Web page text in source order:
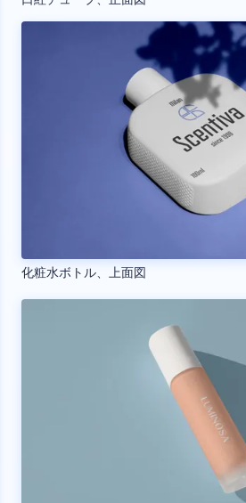
化粧水ボトル、上面図